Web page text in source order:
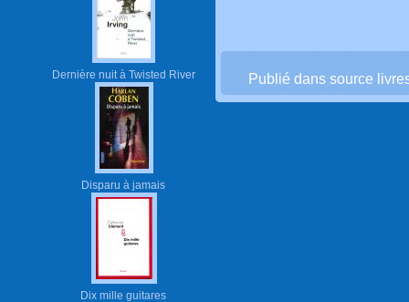
Dernière nuit à Twisted River
Disparu à jamais
Dix mille guitares
Publié dans source